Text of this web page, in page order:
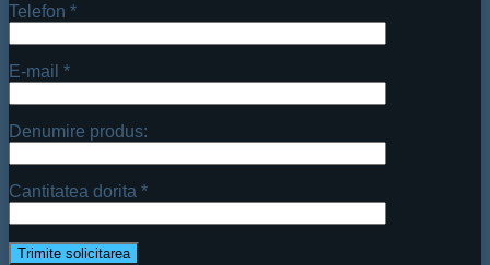
Telefon *
E-mail *
Denumire produs:
Cantitatea dorita *